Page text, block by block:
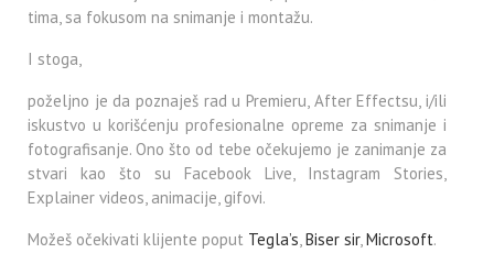
tima, sa fokusom na snimanje i montažu.
I stoga,
poželjno je da poznaješ rad u Premieru, After Effectsu, i/ili
iskustvo u korišćenju profesionalne opreme za snimanje i
fotografisanje. Ono što od tebe očekujemo je zanimanje za
stvari kao što su Facebook Live, Instagram Stories,
Explainer videos, animacije, gifovi.
Možeš očekivati klijente poput Tegla’s,Biser sir,Microsoft.